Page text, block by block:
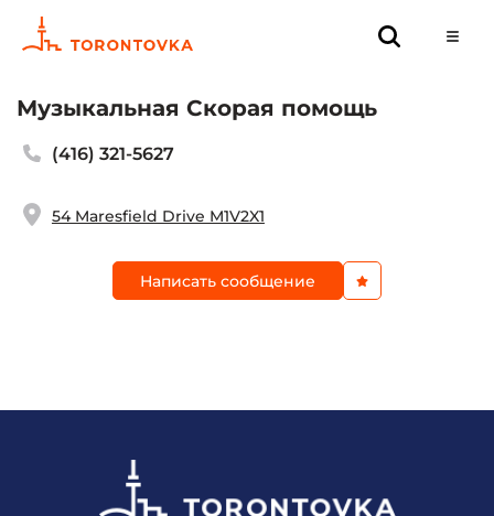
Музыкальная Скорая помощь
(416) 321-5627
54 Maresfield Drive M1V2X1
Написать сообщение